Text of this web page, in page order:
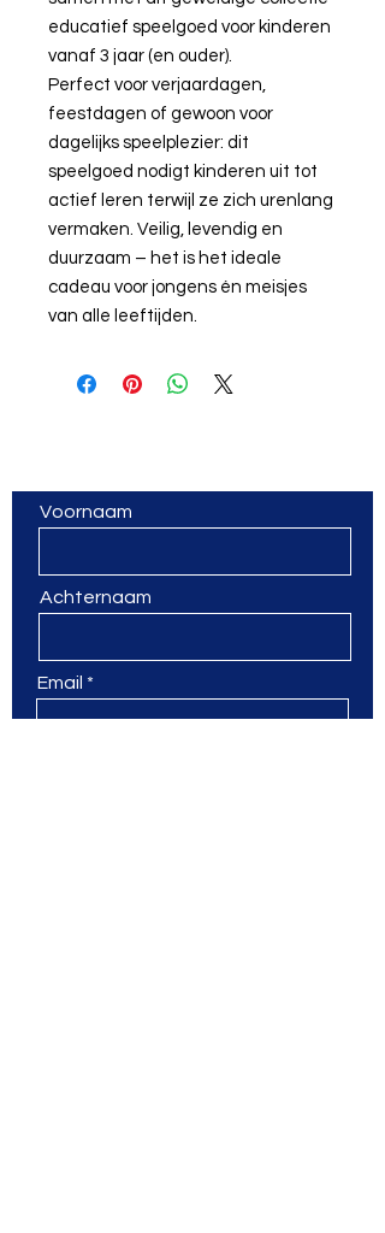
educatief speelgoed voor kinderen
vanaf 3 jaar (en ouder).
Perfect voor verjaardagen,
feestdagen of gewoon voor
dagelijks speelplezier: dit
speelgoed nodigt kinderen uit tot
actief leren terwijl ze zich urenlang
vermaken. Veilig, levendig en
duurzaam – het is het ideale
cadeau voor jongens én meisjes
van alle leeftijden.
Voornaam
Achternaam
Email